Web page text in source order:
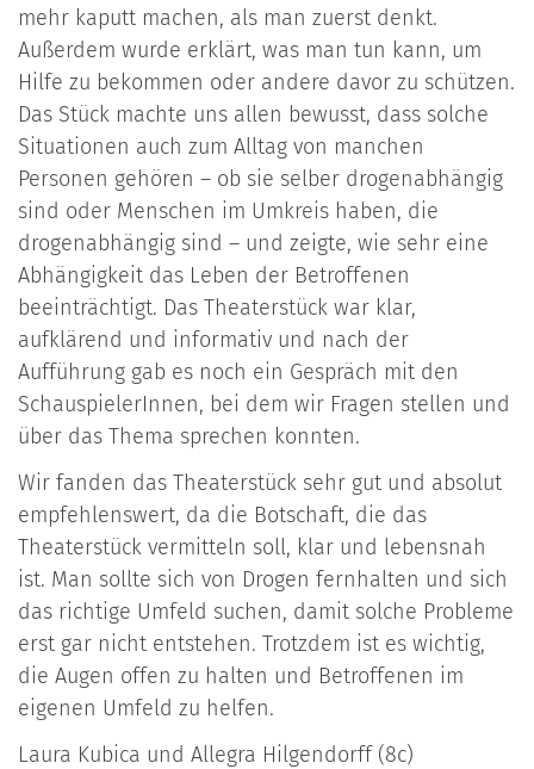
mehr kaputt machen, als man zuerst denkt.
Außerdem wurde erklärt, was man tun kann, um
Hilfe zu bekommen oder andere davor zu schützen.
Das Stück machte uns allen bewusst, dass solche
Situationen auch zum Alltag von manchen
Personen gehören – ob sie selber drogenabhängig
sind oder Menschen im Umkreis haben, die
drogenabhängig sind – und zeigte, wie sehr eine
Abhängigkeit das Leben der Betroffenen
beeinträchtigt. Das Theaterstück war klar,
aufklärend und informativ und nach der
Aufführung gab es noch ein Gespräch mit den
SchauspielerInnen, bei dem wir Fragen stellen und
über das Thema sprechen konnten.
Wir fanden das Theaterstück sehr gut und absolut
empfehlenswert, da die Botschaft, die das
Theaterstück vermitteln soll, klar und lebensnah
ist. Man sollte sich von Drogen fernhalten und sich
das richtige Umfeld suchen, damit solche Probleme
erst gar nicht entstehen. Trotzdem ist es wichtig,
die Augen offen zu halten und Betroffenen im
eigenen Umfeld zu helfen.
Laura Kubica und Allegra Hilgendorff (8c)